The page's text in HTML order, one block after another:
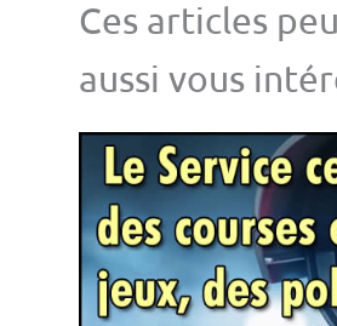
Ces articles
aussi vous